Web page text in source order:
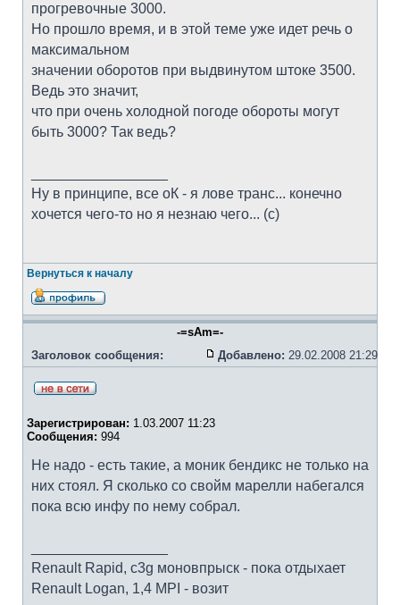
прогревочные 3000.
Но прошло время, и в этой теме уже идет речь о
максимальном
значении оборотов при выдвинутом штоке 3500.
Ведь это значит,
что при очень холодной погоде обороты могут
быть 3000? Так ведь?
Ну в принципе, все оК - я лове транс... конечно
хочется чего-то но я незнаю чего... (с)
Вернуться к началу
-=sAm=-
Заголовок сообщения:
Добавлено: 29.02.2008 21:29
Зарегистрирован: 1.03.2007 11:23
Сообщения: 994
Не надо - есть такие, а моник бендикс не только на
них стоял. Я сколько со свойм марелли набегался
пока всю инфу по нему собрал.
Renault Rapid, c3g моновпрыск - пока отдыхает
Renault Logan, 1,4 MPI - возит